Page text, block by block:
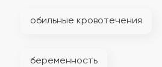
обильные кровотечения
беременность